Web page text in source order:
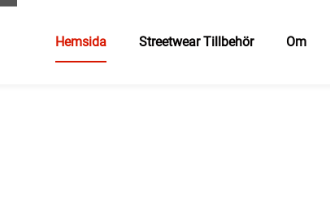
Hemsida Streetwear Tillbehör Om